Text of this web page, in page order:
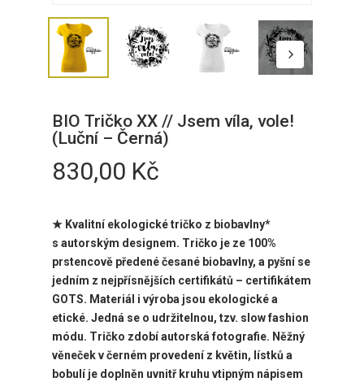
BIO Tričko XX // Jsem víla, vole!
(Luční – Černá)
830,00 Kč
★ Kvalitní ekologické tričko z biobavlny*
s autorským designem. Tričko je ze 100%
prstencově předené česané biobavlny, a pyšní se
jedním z nejpřísnějších certifikátů – certifikátem
GOTS. Materiál i výroba jsou ekologické a
etické. Jedná se o udržitelnou, tzv. slow fashion
módu. Tričko zdobíautorská fotografie. Něžný
věneček v černém provedení z květin, lístků a
bobulí je doplněn uvnitř kruhu vtipným nápisem